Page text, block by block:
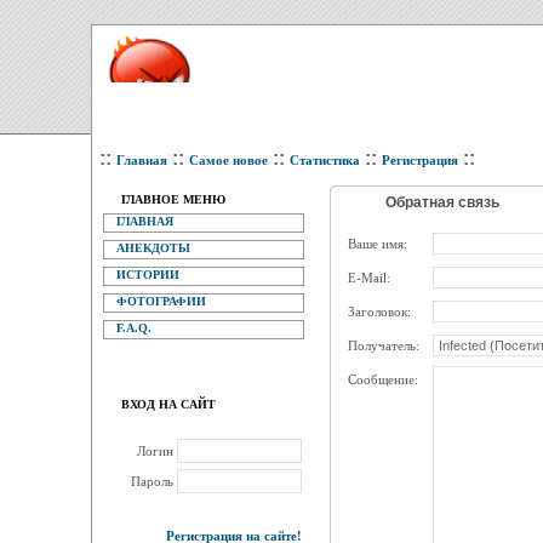
:: Главная :: Самое новое :: Статистика :: Регистрация ::
ГЛАВНОЕ МЕНЮ
ГЛАВНАЯ
АНЕКДОТЫ
ИСТОРИИ
ФОТОГРАФИИ
F.A.Q.
ВХОД НА САЙТ
Логин
Пароль
Регистрация на сайте!
Обратная связь
Ваше имя:
E-Mail:
Заголовок:
Получатель:
Сообщение: